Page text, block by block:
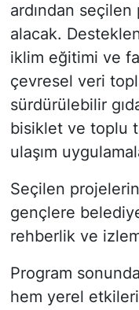
ardından
alacak.
iklim eğitimi ve
çevresel veri
sürdürülebilir
bisiklet ve toplu
ulaşım
Seçilen
gençlere
rehberlik ve
Program
hem yerel